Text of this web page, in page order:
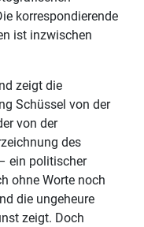
korrespondierende
ist inzwischen
zeigt die
Schüssel von der
von der
des
ein politischer
ohne Worte noch
die ungeheure
zeigt. Doch